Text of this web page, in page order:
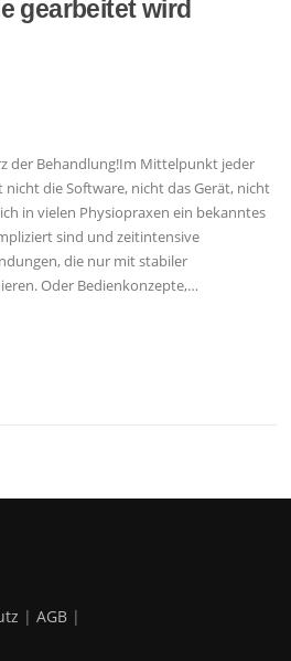
gearbeitet wird
der Behandlung!Im Mittelpunkt jeder
die Software, nicht das Gerät, nicht
in vielen Physiopraxen ein bekanntes
sind und zeitintensive
die nur mit stabiler
Oder Bedienkonzepte,…
|AGB |